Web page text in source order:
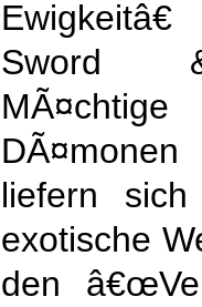
Sword &
liefern
exotische
den